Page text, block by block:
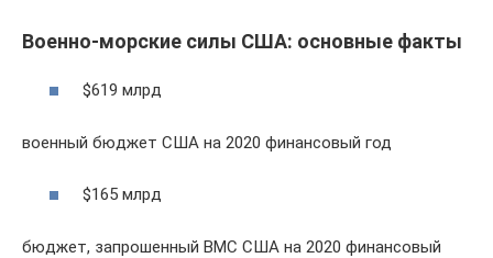
Военно-морские силы США: основные факты
$619 млрд
военный бюджет США на 2020 финансовый год
$165 млрд
бюджет, запрошенный ВМС США на 2020 финансовый